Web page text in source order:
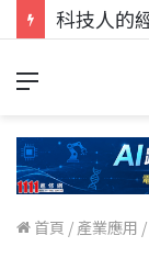
首頁 / 產業應用 /